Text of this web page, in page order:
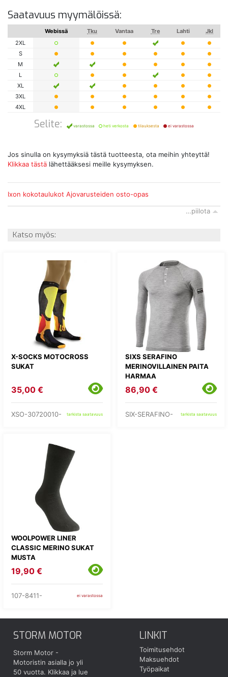
Saatavuus myymälöissä:
Webissä Tku Vantaa Tre Lahti
Jkl
2XL
S
M
L
XL
3XL
4XL
Selite: varastossa heti verkosta tilauksesta ei varastossa
Jos sinulla on kysymyksiä tästä tuotteesta, ota meihin yhteyttä!
Klikkaa tästä lähettääksesi meille kysymyksen.
Ixon kokotaulukot Ajovarusteiden osto-opas
…piilota
Katso myös:
X-SOCKS MOTOCROSS
SUKAT
35,00 €
XSO-30720010- tarkista saatavuus
SIXS SERAFINO
MERINOVILLAINEN PAITA
HARMAA
86,90 €
SIX-SERAFINO- tarkista saatavuus
WOOLPOWER LINER
CLASSIC MERINO SUKAT
MUSTA
19,90 €
107-8411- ei varastossa
STORM MOTOR
Storm Motor -
Motoristin asialla jo yli
50 vuotta. Klikkaa ja lue
LINKIT
Toimitusehdot
Maksuehdot
Työpaikat